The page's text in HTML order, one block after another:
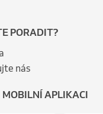
PORADIT?
nás
MOBILNÍ APLIKACI